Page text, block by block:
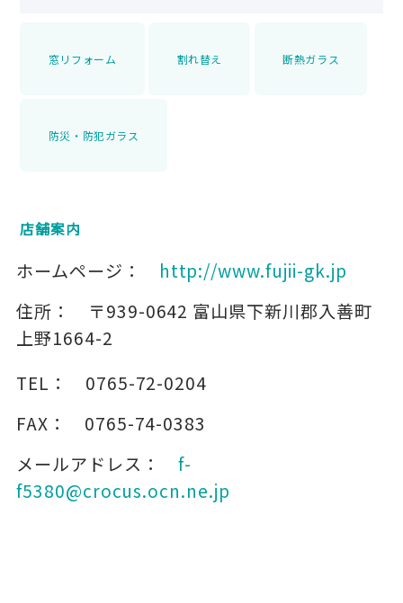
窓リフォーム 割れ替え 断熱ガラス
防災・防犯ガラス
店舗案内
ホームページ：
http://www.fujii-gk.jp
住所：
〒939-0642 富山県下新川郡入善町
上野1664-2
TEL：
0765-72-0204
FAX：
0765-74-0383
メールアドレス：
f-
f5380@crocus.ocn.ne.jp